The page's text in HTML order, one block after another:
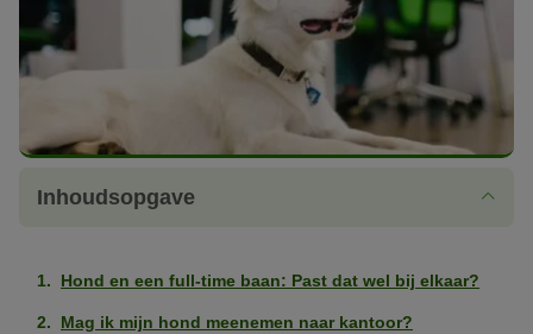
Inhoudsopgave
Hond en een full-time baan: Past dat wel bij elkaar?
Mag ik mijn hond meenemen naar kantoor?